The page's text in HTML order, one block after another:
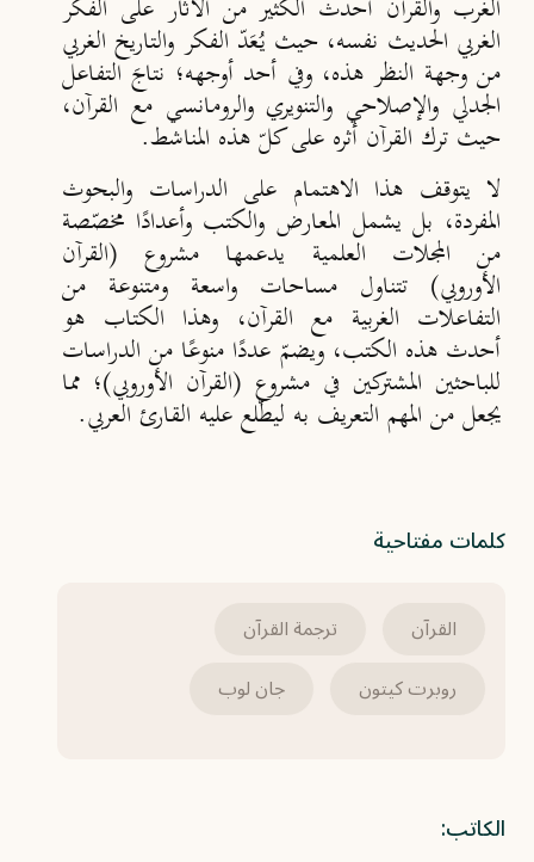
الغرب والقرآن أحدث الكثير من الآثار على الفكر
الغربي الحديث نفسه، حيث يعد الفكر والتاريخ الغربي
من وجهة النظر هذه،وفي أحد أوجهه؛ نتاجَ التفاعل
الجدلي والإصلاحي والتنويري والرومانسي مع القرآن،
حيث ترك القرآن أثره على كلّ هذه المناشط.
لا يتوقف هذا الاهتمام على الدراسات والبحوث
المفردة، بل يشمل المعارض والكتب وأعدادًا مخصّصة
من المجلات العلمية يدعمها مشروع (القرآن
الأوروبي) تتناول مساحات واسعة ومتنوعة من
التفاعلات الغربية مع القرآن، وهذا الكتاب هو
أحدث هذه الكتب، ويضمّ عددا منوعا من الدراسات
للباحثين المشتركين في مشروع (القرآن الأوروبي)؛ مما
يجعل من المهم التعريف به ليطّلع عليه القارئ العربي.
كلمات مفتاحية
القرآن
ترجمة القرآن
روبرت كيتون
جان لوب
الكاتب: